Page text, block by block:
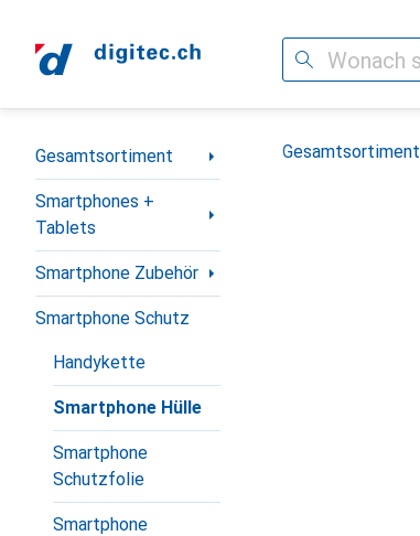
Suche
Navigation nach Kategorien
Gesamtsortiment
Smartphones +
Tablets
Smartphone Zubehör
Smartphone Schutz
Handykette
Smartphone Hülle
Smartphone
Schutzfolie
Smartphone
Gesamtsortiment